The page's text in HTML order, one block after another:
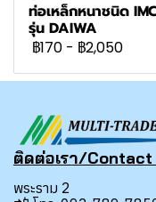
ท่อเหล็กหนาชนิด
รุ่น DAIWA
฿170 - ฿2,050
ติดต่อเรา/Contact
พระราม 2